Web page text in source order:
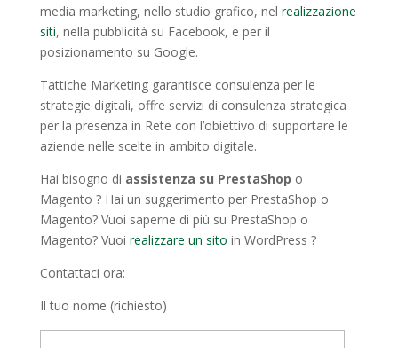
media marketing, nello studio grafico, nel realizzazione
siti, nella pubblicità su Facebook, e per il
posizionamento su Google.
Tattiche Marketing garantisce consulenza per le
strategie digitali, offre servizi di consulenza strategica
per la presenza in Rete con l’obiettivo di supportare le
aziende nelle scelte in ambito digitale.
Hai bisogno di assistenza su PrestaShop o
Magento ? Hai un suggerimento per PrestaShop o
Magento? Vuoi saperne di più su PrestaShop o
Magento? Vuoi realizzare un sito in WordPress ?
Contattaci ora:
Il tuo nome (richiesto)